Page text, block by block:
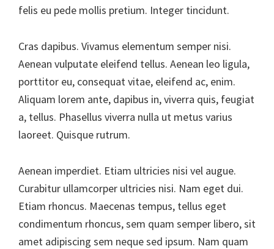
felis eu pede mollis pretium. Integer tincidunt.
Cras dapibus. Vivamus elementum semper nisi.
Aenean vulputate eleifend tellus. Aenean leo ligula,
porttitor eu, consequat vitae, eleifend ac, enim.
Aliquam lorem ante, dapibus in, viverra quis, feugiat
a, tellus. Phasellus viverra nulla ut metus varius
laoreet. Quisque rutrum.
Aenean imperdiet. Etiam ultricies nisi vel augue.
Curabitur ullamcorper ultricies nisi. Nam eget dui.
Etiam rhoncus. Maecenas tempus, tellus eget
condimentum rhoncus, sem quam semper libero, sit
amet adipiscing sem neque sed ipsum. Nam quam